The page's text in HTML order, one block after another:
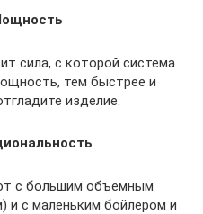
сила, с которой система
тем быстрее и
изделие.
с большим объемным
и с маленьким бойлером и